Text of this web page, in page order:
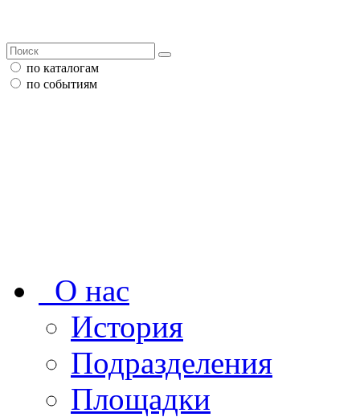
по каталогам
по событиям
О нас
История
Подразделения
Площадки